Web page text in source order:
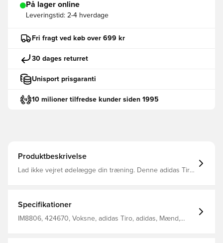
På lager online
Leveringstid: 2-4 hverdage
Fri fragt ved køb over 699 kr
30 dages returret
Unisport prisgaranti
10 milioner tilfredse kunder siden 1995
Produktbeskrivelse
Lad ikke vejret ødelægge din træning. Denne adidas Tiro
tilpas. AEROREADY leder fugten væk, så du altid føler dig
tør, når du er tildækket. Lynlås og justerbar hætte med
elastisk snor Forlommer med lynlås AEROREADY For i
Specifikationer
IM8806, 424670, Voksne, adidas Tiro, adidas, Mænd,